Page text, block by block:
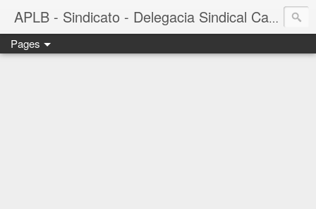
APLB - Sindicato - Delegacia Sindical Cacau Sul - Camacã-BA
Pages